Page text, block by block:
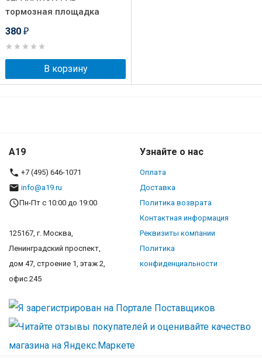
тормозная площадка
380 ₽
В корзину
A19
+7 (495) 646-1071
info@a19.ru
Пн-Пт с 10:00 до 19:00
125167, г. Москва,
Ленинградский проспект,
дом 47, строение 1, этаж 2,
офис 245
Узнайте о нас
Оплата
Доставка
Политика возврата
Контактная информация
Реквизиты компании
Политика
конфиденциальности